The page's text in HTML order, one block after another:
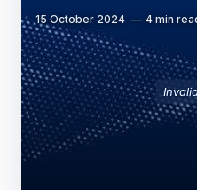
15 October 2024 4 min